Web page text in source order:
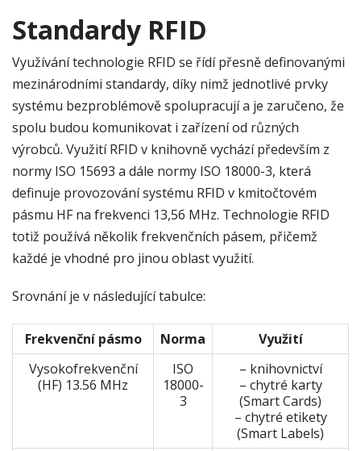
Standardy RFID
Využívání technologie RFID se řídí přesně definovanými
mezinárodními standardy, díky nimž jednotlivé prvky
systému bezproblémově spolupracují a je zaručeno, že
spolu budou komunikovat i zařízení od různých
výrobců. Využití RFID v knihovně vychází především z
normy ISO 15693 a dále normy ISO 18000-3, která
definuje provozování systému RFID v kmitočtovém
pásmu HF na frekvenci 13,56 MHz. Technologie RFID
totiž používá několik frekvenčních pásem, přičemž
každé je vhodné pro jinou oblast využití.
Srovnání je v následující tabulce:
Frekvenční pásmo Norma
Využití
Vysokofrekvenční
(HF) 13.56 MHz
ISO
18000-
3
– knihovnictví
– chytré karty
(Smart Cards)
– chytré etikety
(Smart Labels)